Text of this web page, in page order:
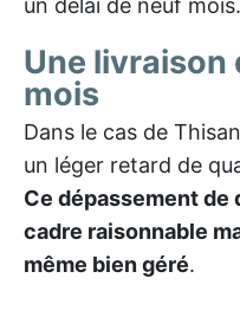
Une livraison
mois
Dans le cas de
un léger retard de
Ce dépassement de
cadre raisonnable
même bien géré.